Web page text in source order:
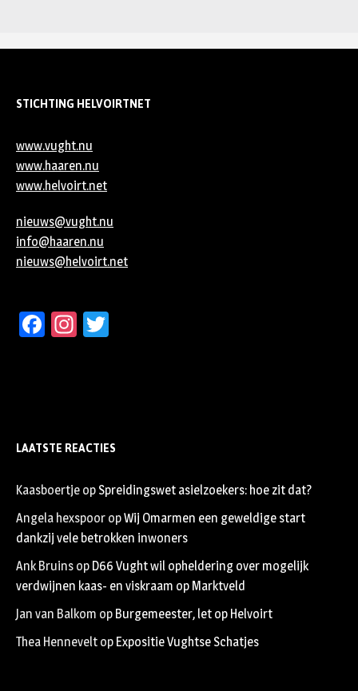
STICHTING HELVOIRTNET
www.vught.nu
www.haaren.nu
www.helvoirt.net
nieuws@vught.nu
info@haaren.nu
nieuws@helvoirt.net
Facebook
Instagram
LAATSTE REACTIES
Kaasboertje op Spreidingswet asielzoekers: hoe zit dat?
Angela hexspoor opWij Omarmen een geweldige start
dankzij vele betrokken inwoners
Ank Bruins op D66 Vught wil opheldering over mogelijk
verdwijnen kaas- en viskraam op Marktveld
Jan van Balkom op Burgemeester, let op Helvoirt
Thea Hennevelt op Expositie Vughtse Schatjes